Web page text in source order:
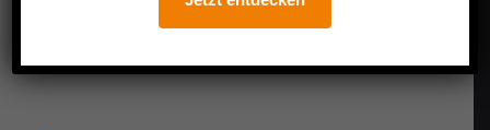
Gemütlichkeit im Bad
Mehr Behaglichkeit durch natürliche Materialien